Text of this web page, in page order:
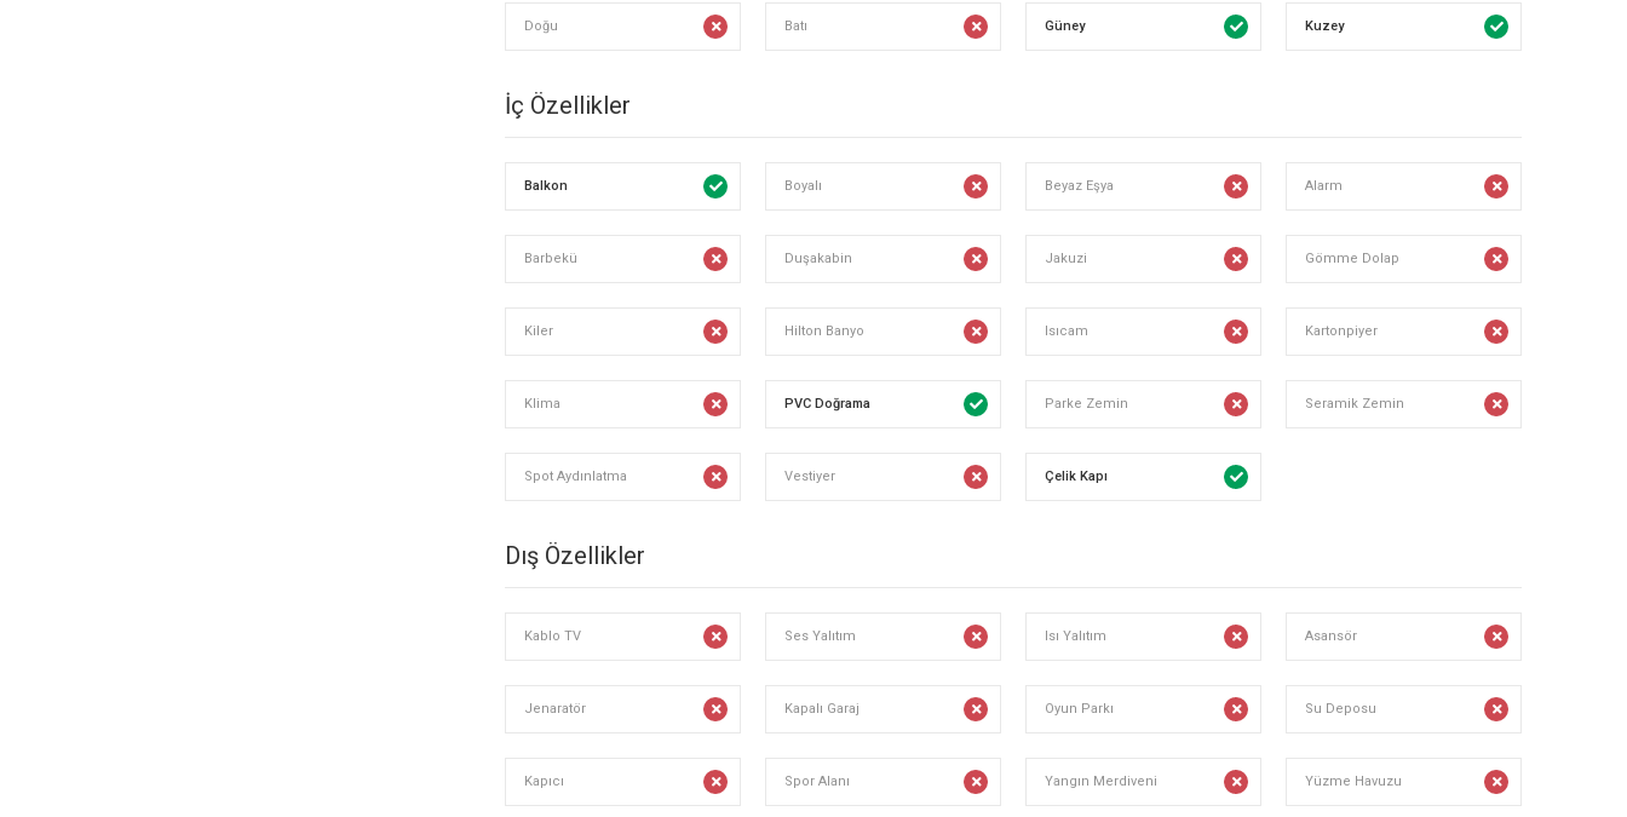
Doğu Batı Güney Kuzey
İç Özellikler
Balkon Boyalı Beyaz Eşya Alarm
Barbekü Duşakabin Jakuzi Gömme Dolap
Kiler Hilton Banyo Isıcam Kartonpiyer
Klima PVC Doğrama Parke Zemin Seramik Zemin
Spot Aydınlatma Vestiyer Çelik Kapı
Dış Özellikler
Kablo TV Ses Yalıtım Isı Yalıtım Asansör
Jenaratör Kapalı Garaj Oyun Parkı Su Deposu
Kapıcı Spor Alanı Yangın Merdiveni Yüzme Havuzu